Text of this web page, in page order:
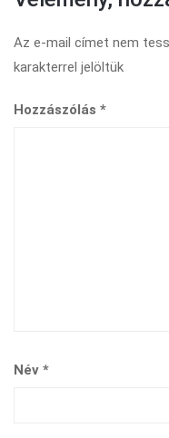
Az e-mail címet nem
karakterrel jelöltük
Hozzászólás *
Név *